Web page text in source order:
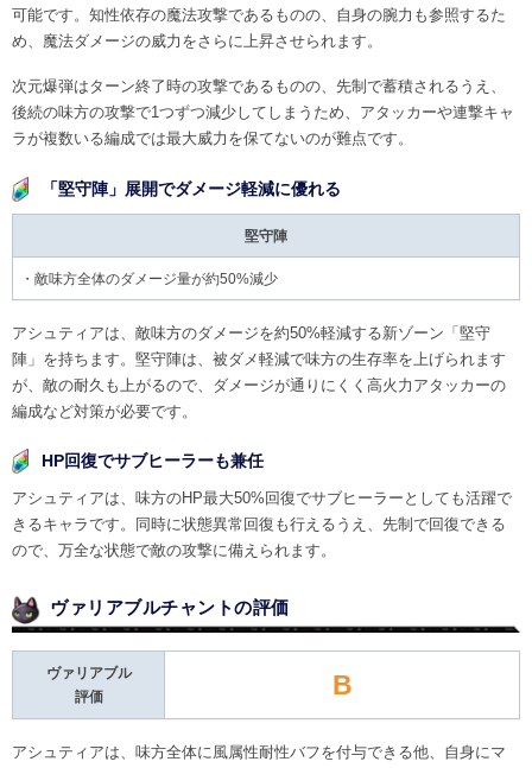
可能です。知性依存の魔法攻撃であるものの、自身の腕力も参照するた
め、魔法ダメージの威力をさらに上昇させられます。
次元爆弾はターン終了時の攻撃であるものの、先制で蓄積されるうえ、
後続の味方の攻撃で1つずつ減少してしまうため、アタッカーや連撃キャ
ラが複数いる編成では最大威力を保てないのが難点です。
「堅守陣」展開でダメージ軽減に優れる
堅守陣
・敵味方全体のダメージ量が約50%減少
アシュティアは、敵味方のダメージを約50%軽減する新ゾーン「堅守
陣」を持ちます。堅守陣は、被ダメ軽減で味方の生存率を上げられます
が、敵の耐久も上がるので、ダメージが通りにくく高火力アタッカーの
編成など対策が必要です。
HP回復でサブヒーラーも兼任
アシュティアは、味方のHP最大50%回復でサブヒーラーとしても活躍で
きるキャラです。同時に状態異常回復も行えるうえ、先制で回復できる
ので、万全な状態で敵の攻撃に備えられます。
ヴァリアブルチャントの評価
ヴァリアブル
評価
B
アシュティアは、味方全体に風属性耐性バフを付与できる他、自身にマ